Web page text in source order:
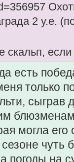
2 у.е.
скальп,
есть
только
сыграв
блюзменам
могла
чуть
погоды на